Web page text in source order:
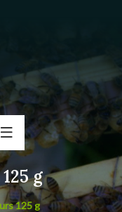
g
125 g